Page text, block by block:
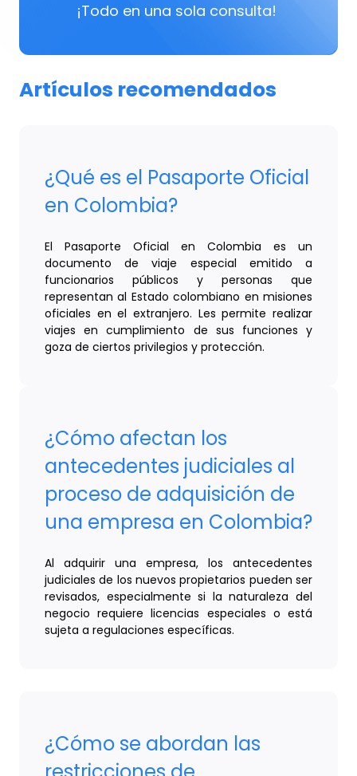
¡Todo en una sola consulta!
Artículos recomendados
¿Qué es el Pasaporte Oficial
en Colombia?
El Pasaporte Oficial en Colombia es un
documento de viaje especial emitido a
funcionarios públicos y personas que
representan al Estado colombiano en misiones
oficiales en el extranjero. Les permite realizar
viajes en cumplimiento de sus funciones y
goza de ciertos privilegios y protección.
¿Cómo afectan los
antecedentes judiciales al
proceso de adquisición de
una empresa en Colombia?
Al adquirir una empresa, los antecedentes
judiciales de los nuevos propietarios pueden ser
revisados, especialmente si la naturaleza del
negocio requiere licencias especiales o está
sujeta a regulaciones específicas.
¿Cómo se abordan las